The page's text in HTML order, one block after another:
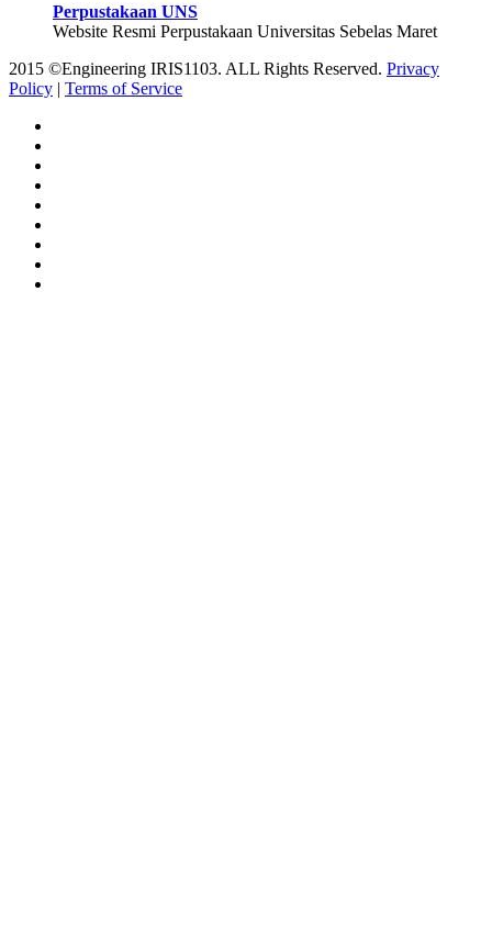
Perpustakaan UNS
Website Resmi Perpustakaan Universitas Sebelas Maret
2015 ©Engineering IRIS1103. ALL Rights Reserved. Privacy
Policy | Terms of Service